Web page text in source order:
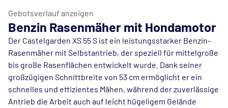
Gebotsverlauf anzeigen
Benzin Rasenmäher mit Hondamotor
Der Castelgarden XS 55 S ist ein leistungsstarker Benzin-
Rasenmäher mit Selbstantrieb, der speziell für mittelgroße
bis große Rasenflächen entwickelt wurde. Dank seiner
großzügigen Schnittbreite von 53 cm ermöglicht er ein
schnelles und effizientes Mähen, während der zuverlässige
Antrieb die Arbeit auch auf leicht hügeligem Gelände